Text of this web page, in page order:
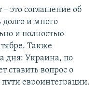
это соглашение об
долго и много
и полностью
Также
дня: Украина, по
ставить вопрос о
евроинтеграции.